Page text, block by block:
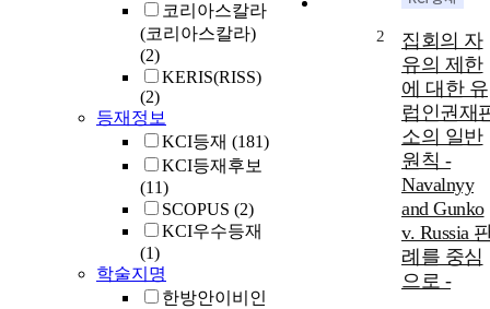
코리아스칼라
(코리아스칼라)
(2)
KERIS(RISS)
(2)
등재정보
KCI등재 (181)
KCI등재후보
(11)
SCOPUS (2)
KCI우수등재
(1)
학술지명
한방안이비인
2
집회의 자
유의 제한
에 대한 유
럽인권재
소의 일반
원칙 -
Navalnyy
and Gunko
v. Russia
례를 중심
으로 -